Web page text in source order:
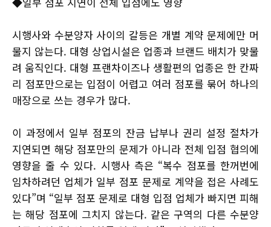
시행사와 수분양자 사이의 갈등은 개별 계약 문제에만 머
물지 않는다. 대형 상업시설은 업종과 브랜드 배치가 맞물
려 움직인다. 대형 프랜차이즈나 생활편의 업종은 한 칸짜
리 점포만으로는 입점이 어렵고 여러 점포를 묶어 하나의
매장으로 쓰는 경우가 많다.
이 과정에서 일부 점포의 잔금 납부나 권리 설정 절차가
지연되면 해당 점포만의 문제가 아니라 전체 입점 협의에
영향을 줄 수 있다. 시행사 측은 “복수 점포를 한꺼번에
임차하려던 업체가 일부 점포 문제로 계약을 접은 사례도
있다”며 “일부 점포 문제로 대형 입점 업체가 빠지면 피해
는 해당 점포에 그치지 않는다. 같은 구역의 다른 수분양